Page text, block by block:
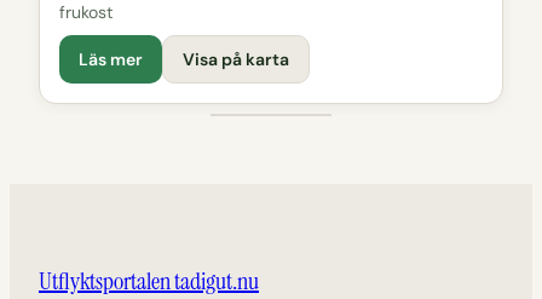
frukost
Läs mer Visa på karta
Utflyktsportalen tadigut.nu